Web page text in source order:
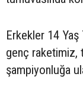
Erkekler 14
genç raketimiz,
şampiyonluğa